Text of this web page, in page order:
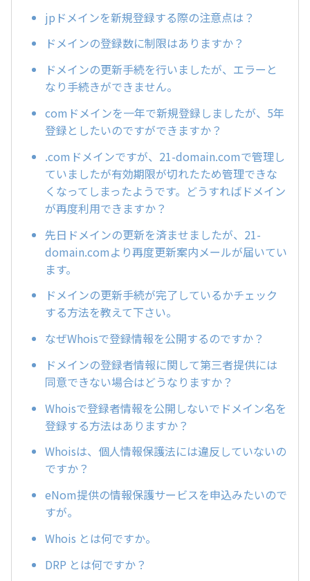
jpドメインを新規登録する際の注意点は？
ドメインの登録数に制限はありますか？
ドメインの更新手続を行いましたが、エラーと
なり手続きができません。
comドメインを一年で新規登録しましたが、5年
登録としたいのですができますか？
.comドメインですが、21-domain.comで管理し
ていましたが有効期限が切れたため管理できな
くなってしまったようです。どうすればドメイン
が再度利用できますか？
先日ドメインの更新を済ませましたが、21-
domain.comより再度更新案内メールが届いてい
ます。
ドメインの更新手続が完了しているかチェック
する方法を教えて下さい。
なぜWhoisで登録情報を公開するのですか？
ドメインの登録者情報に関して第三者提供には
同意できない場合はどうなりますか？
Whoisで登録者情報を公開しないでドメイン名を
登録する方法はありますか？
Whoisは、個人情報保護法には違反していないの
ですか？
eNom提供の情報保護サービスを申込みたいので
すが。
Whois とは何ですか。
DRP とは何ですか？